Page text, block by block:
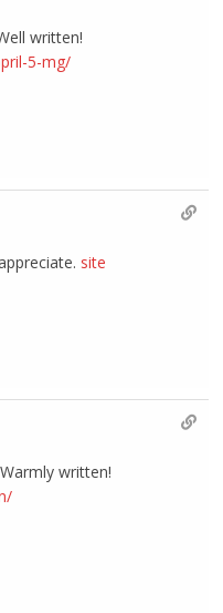
written!
5-mg/
site
written!